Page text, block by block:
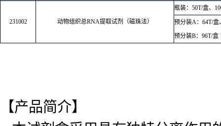
231002 动物组织总RNA提取试剂（磁珠法）
瓶装：50T/盒、
预分装A：64T/盒
预分装B：96T/盒
【产品简介】